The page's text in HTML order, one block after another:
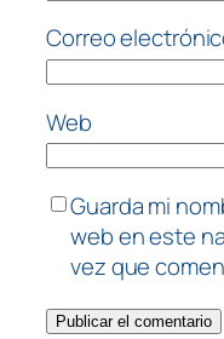
Correo
Web
Guarda mi
web en este
vez que